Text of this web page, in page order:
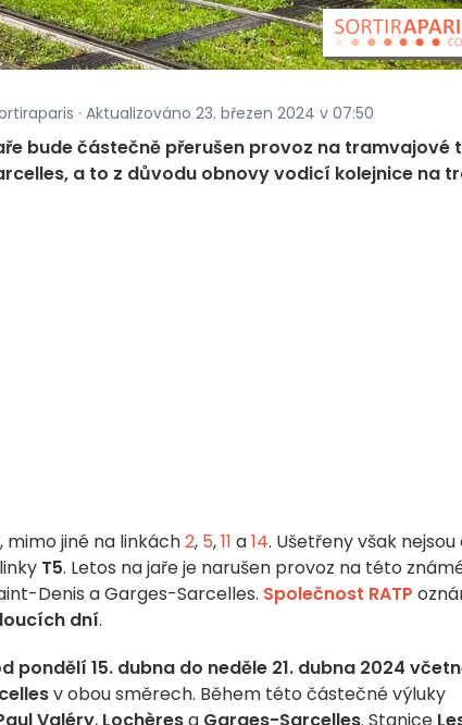
· Aktualizováno 23. březen 2024 v 07:50
bude částečně přerušen provoz na tramvajové
a to z důvodu obnovy vodicí kolejnice na
jiné na linkách2, 5,11 a14. Ušetřeny však nejsou
T5. Letos na jaře je narušen provoz na této
Denis a Garges-Sarcelles. Společnost RATP
dní.
pondělí 15. dubna do neděle 21. dubna 2024
v obou směrech. Během této částečné výluky